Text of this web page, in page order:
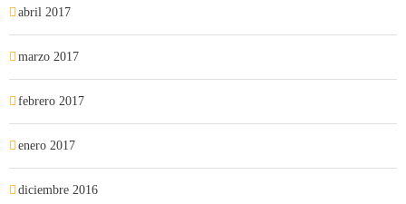
abril 2017
marzo 2017
febrero 2017
enero 2017
diciembre 2016